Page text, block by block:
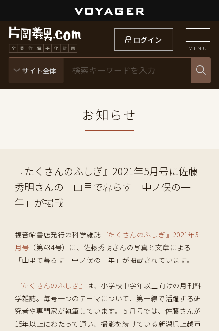
ログイン
MENU
お知らせ
『たくさんのふしぎ』2021年5月号に佐藤
秀明さんの「山里で暮らす 中ノ俣の一
年」が掲載
福音館書店発行の科学雑誌 『たくさんのふしぎ』2021年5
月号 （第434号）に、佐藤秀明さんの写真と文章による
「山里で暮らす 中ノ俣の一年」が掲載されています。
『たくさんのふしぎ』 は、小学校中学年以上向けの月刊科
学雑誌。毎号一つのテーマについて、第一線で活躍する研
究者や専門家が執筆しています。５月号では、佐藤さんが
15年以上にわたって通い、撮影を続けている新潟県上越市